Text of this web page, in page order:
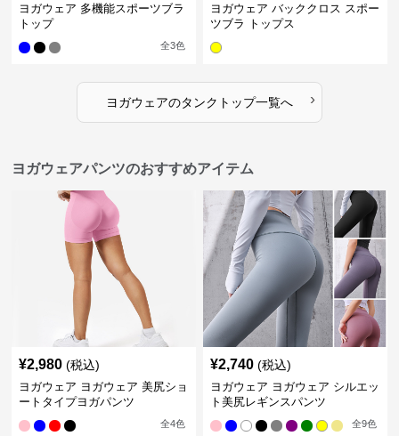
ヨガウェア 多機能スポーツブラ
トップ
全3色
ヨガウェア バッククロス スポー
ツブラ トップス
ヨガウェアのタンクトップ一覧へ ›
ヨガウェアパンツのおすすめアイテム
¥2,980 (税込)
ヨガウェア ヨガウェア 美尻ショ
ートタイプヨガパンツ
全4色
¥2,740 (税込)
ヨガウェア ヨガウェア シルエッ
ト美尻レギンスパンツ
全9色